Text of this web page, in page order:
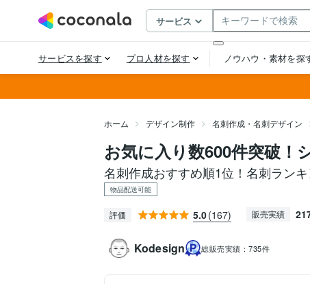
ホーム デザイン制作 名刺作成・名刺デザイン
お気に入り数600件突破！
名刺作成おすすめ順1位！名刺ラン
物品配送可能
評価 5.0(167) 販売実績
Kodesign 総販売実績：735件